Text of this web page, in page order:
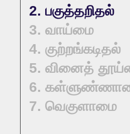
2. பகுத்தறிதல்
3. வாய்மை
4. குற்றங்கடிதல்
5. வினைத்
6.
7. வெகுளாமை